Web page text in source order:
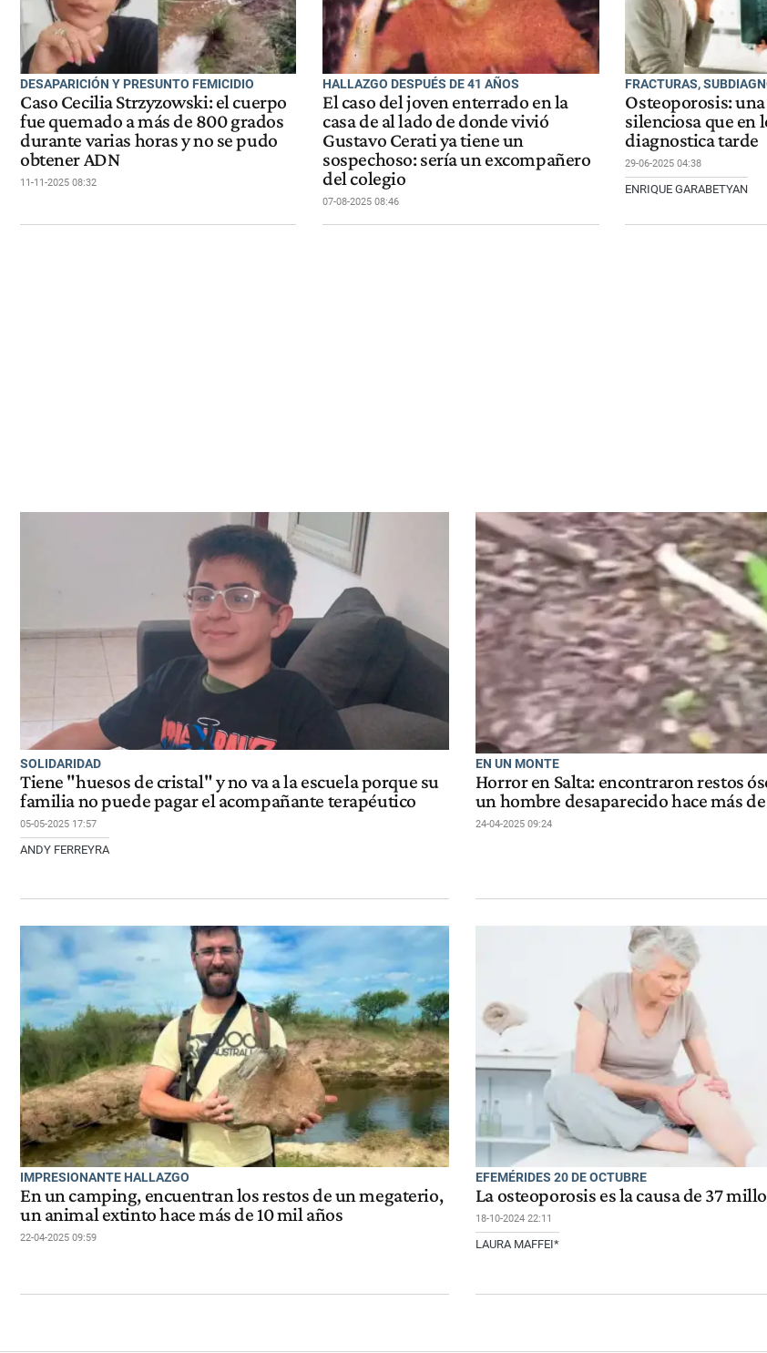
DESAPARICIÓN Y PRESUNTO FEMICIDIO
Caso Cecilia Strzyzowski: el cuerpo
fue quemado a más de 800 grados
durante varias horas y no se pudo
obtener ADN
11-11-2025 08:32
HALLAZGO DESPUÉS DE 41 AÑOS
El caso del joven enterrado en la
casa de al lado de donde vivió
Gustavo Cerati ya tiene un
sospechoso: sería un excompañero
del colegio
07-08-2025 08:46
FRACTURAS,
Osteoporosis:
silenciosa que en
diagnostica tarde
29-06-2025 04:38
ENRIQUE GARABETYAN
SOLIDARIDAD
Tiene "huesos de cristal" y no va a la escuela porque su
familia no puede pagar el acompañante terapéutico
05-05-2025 17:57
ANDY FERREYRA
EN UN MONTE
Horror en Salta: encontraron restos
un hombre desaparecido hace más
24-04-2025 09:24
IMPRESIONANTE HALLAZGO
En un camping, encuentran los restos de un megaterio,
un animal extinto hace más de 10 mil años
22-04-2025 09:59
EFEMÉRIDES 20 DE OCTUBRE
La osteoporosis es la causa de 37
18-10-2024 22:11
LAURA MAFFEI*